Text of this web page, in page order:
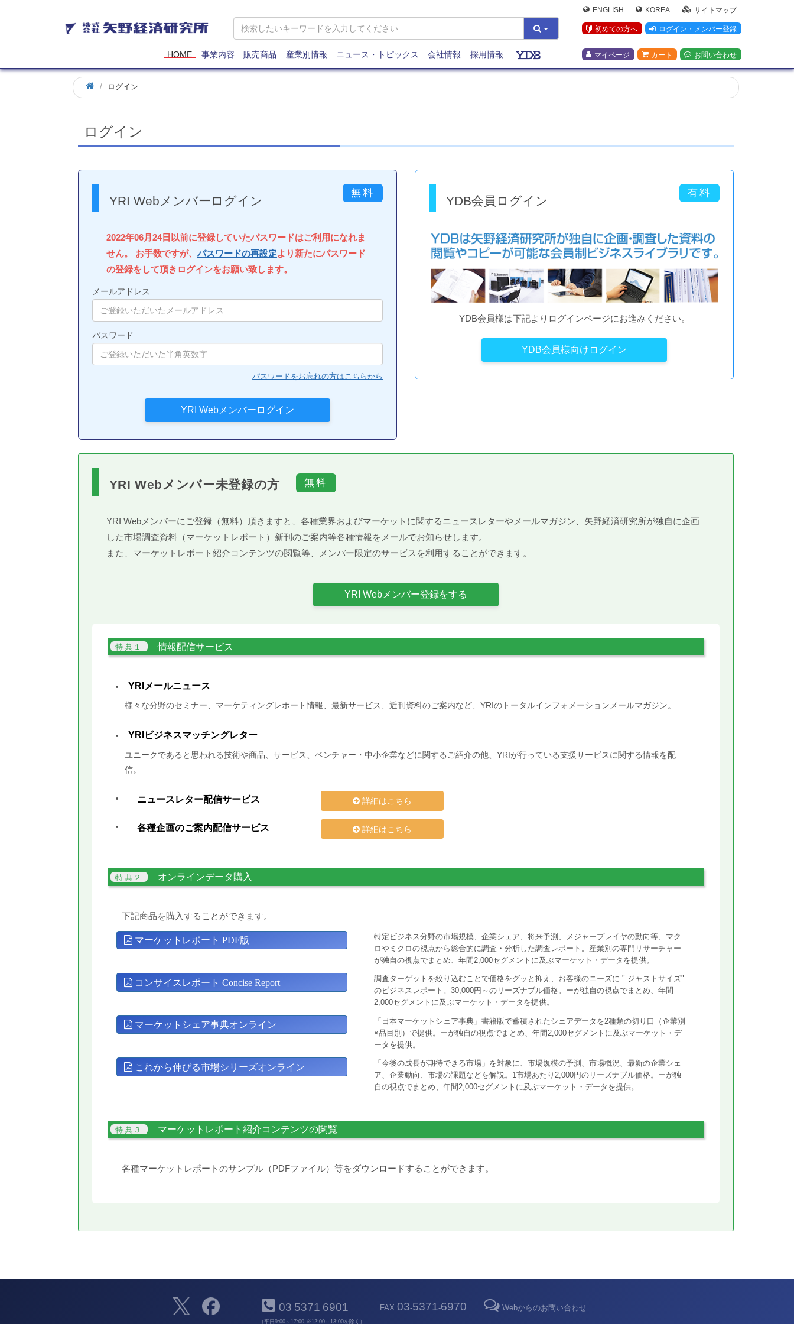
矢
野
研
究
所
ENGLISH KOREA サイトマップ
初めての方へ ログイン・メンバー登録
マイページ カート お問い合わせ
HOME 事業内容 販売商品 産業別情報 ニュース・トピックス 会社情報 採用情報
ログイン
ログイン
YRI Webメンバーログイン
2022年06月24日以前に登録していたパスワードはご利用になれま
せん。 お手数ですが、 パスワードの再設定より新たにパスワード
の登録をして頂きログインをお願い致します。
メールアドレス
パスワード
パスワードをお忘れの方はこちらから
YDB会員ログイン
YDB会員様は下記よりログインページにお進みください。
YDB会員様向けログイン
YRI Webメンバー未登録の方
YRI Webメンバーにご登録（無料）頂きますと、各種業界およびマーケットに関するニュースレターやメールマガジン、矢野経済研究所が独自に企画
した市場調査資料（マーケットレポート）新刊のご案内等各種情報をメールでお知らせします。
また、マーケットレポート紹介コンテンツの閲覧等、メンバー限定のサービスを利用することができます。
YRI Webメンバー登録をする
情報配信サービス
YRIメールニュース
様々な分野のセミナー、マーケティングレポート情報、最新サービス、近刊資料のご案内など、YRIのトータルインフォメーションメールマガジン。
YRIビジネスマッチングレター
ユニークであると思われる技術や商品、サービス、ベンチャー・中小企業などに関するご紹介の他、YRIが行っている支援サービスに関する情報を配
信。
ニュースレター配信サービス 詳細はこちら
各種企画のご案内配信サービス 詳細はこちら
オンラインデータ購入
下記商品を購入することができます。
マーケットレポート PDF版
特定ビジネス分野の市場規模、企業シェア、将来予測、メジャープレイヤの動向等、マク
ロやミクロの視点から総合的に調査・分析した調査レポート。産業別の専門リサーチャー
が独自の視点でまとめ、年間2,000セグメントに及ぶマーケット・データを提供。
コンサイスレポート Concise Report
調査ターゲットを絞り込むことで価格をグッと抑え、お客様のニーズに " ジャストサイズ"
のビジネスレポート。30,000円～のリーズナブル価格。ーが独自の視点でまとめ、年間
2,000セグメントに及ぶマーケット・データを提供。
マーケットシェア事典オンライン
「日本マーケットシェア事典」書籍版で蓄積されたシェアデータを2種類の切り口（企業別
×品目別）で提供。ーが独自の視点でまとめ、年間2,000セグメントに及ぶマーケット・デ
ータを提供。
これから伸びる市場シリーズオンライン
「今後の成長が期待できる市場」を対象に、市場規模の予測、市場概況、最新の企業シェ
ア、企業動向、市場の課題などを解説。1市場あたり2,000円のリーズナブル価格。ーが独
自の視点でまとめ、年間2,000セグメントに及ぶマーケット・データを提供。
マーケットレポート紹介コンテンツの閲覧
各種マーケットレポートのサンプル（PDFファイル）等をダウンロードすることができます。
03-5371-6901
（平日9:00～17:00 ※12:00～13:00を除く）
FAX 03-5371-6970 Webからのお問い合わせ